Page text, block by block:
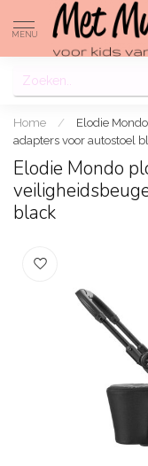
MENU
Home /
Elodie
adapters voor autostoel
Elodie Mondo
black